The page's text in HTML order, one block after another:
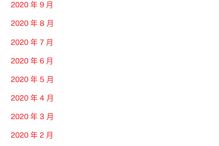
2020 年 9 月
2020 年 8 月
2020 年 7 月
2020 年 6 月
2020 年 5 月
2020 年 4 月
2020 年 3 月
2020 年 2 月